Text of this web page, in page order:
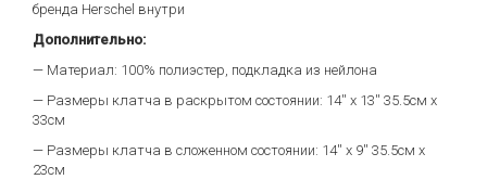
бренда Herschel внутри
Дополнительно:
— Материал: 100% полиэстер, подкладка из нейлона
— Размеры клатча в раскрытом состоянии: 14'' x 13'' 35.5см х
33см
— Размеры клатча в сложенном состоянии: 14'' x 9'' 35.5см х
23см